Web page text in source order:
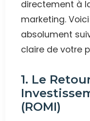
directement à
marketing.
absolument
claire de votre
1. Le
(ROMI)